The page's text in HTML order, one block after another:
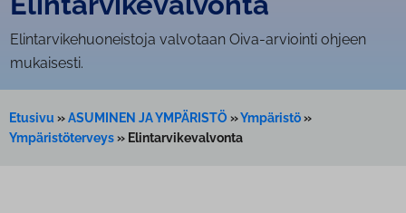
Elintarvikehuoneistoja valvotaan Oiva-arviointi ohjeen
mukaisesti.
Etusivu »ASUMINEN JA YMPÄRISTÖ »Ympäristö»
Ympäristöterveys» Elintarvikevalvonta